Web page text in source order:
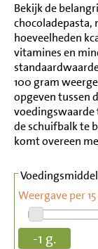
Bekijk de
chocoladepasta,
hoeveelheden
vitamines en
100 gram
opgeven tussen
voedingswaarde
de schuifbalk te
komt overeen
Voedingsmiddel
Weergave per
-1 g.